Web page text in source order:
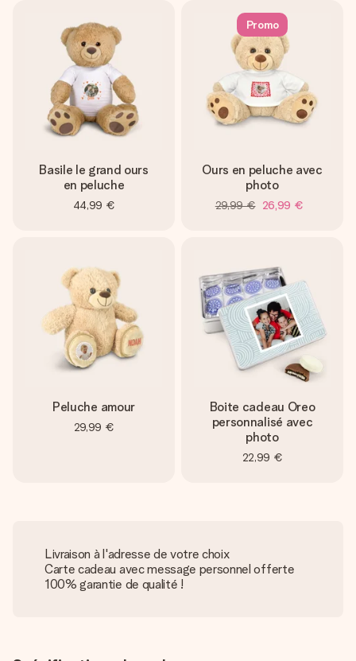
Basile le grand ours
en peluche
44,99 €
Promo
Ours en peluche avec
photo
29,99 € 26,99 €
Peluche amour
29,99 €
Boite cadeau Oreo
personnalisé avec
photo
22,99 €
Livraison à l'adresse de votre choix
Carte cadeau avec message personnel offerte
100% garantie de qualité !